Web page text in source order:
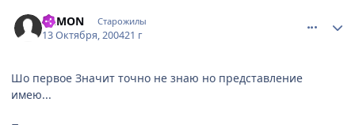
DeMON Старожилы
13 Октября, 200421 г
Шо первое Значит точно не знаю но представление
имею...